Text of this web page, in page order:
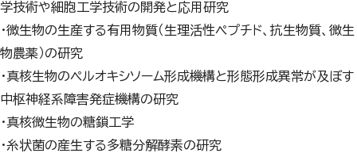
学技術や細胞工学技術の開発と応用研究
・微生物の生産する有用物質（生理活性ペプチド、抗生物質、微生
物農薬）の研究
・真核生物のペルオキシソーム形成機構と形態形成異常が及ぼす
中枢神経系障害発症機構の研究
・真核微生物の糖鎖工学
・糸状菌の産生する多糖分解酵素の研究